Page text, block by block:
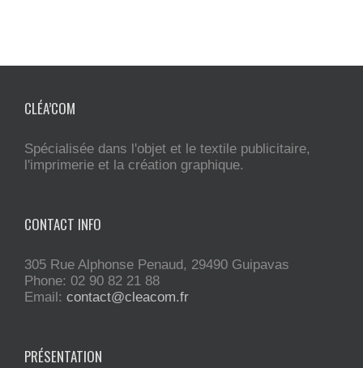
CLÉA’COM
Spécialisée dans l'objet et le textile publicitaire,
l'imprimerie et la création graphique.
CONTACT INFO
305 Rue Alphonse Penaud, 29490 Guipavas
Phone: 02 90 82 21 88
Email: contact@cleacom.fr
PRÉSENTATION